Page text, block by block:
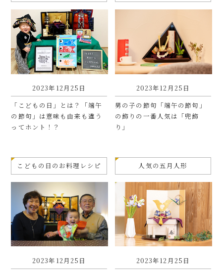
2023年12月25日
「こどもの日」とは？「端午
の節句」は意味も由来も違う
ってホント！？
2023年12月25日
男の子の節句「端午の節句」
の飾りの一番人気は「兜飾
り」
こどもの日のお料理レシピ
2023年12月25日
人気の五月人形
2023年12月25日